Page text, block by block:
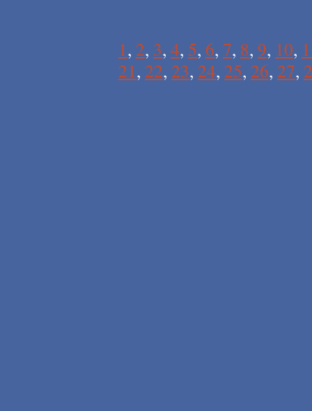
1, 2, 3, 4, 5, 6, 7, 8, 9, 10,
21, 22, 23, 24, 25, 26, 27,